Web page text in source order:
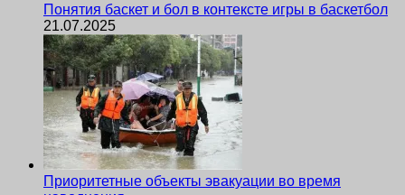
Понятия баскет и бол в контексте игры в баскетбол
21.07.2025
Приоритетные объекты эвакуации во время